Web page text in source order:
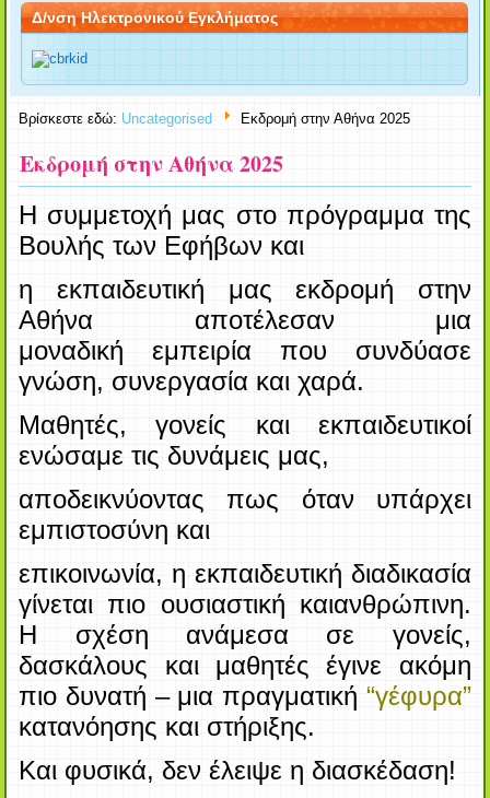
Δ/νση Ηλεκτρονικού Εγκλήματος
Βρίσκεστε εδώ: Uncategorised Εκδρομή στην Αθήνα 2025
Εκδρομή στην Αθήνα 2025
Η συμμετοχή μας στο πρόγραμμα της
Βουλής των Εφήβων και
η εκπαιδευτική μας εκδρομή στην
Αθήνα αποτέλεσαν μια
μοναδικήεμπειρία που συνδύασε
γνώση, συνεργασία και χαρά.
Μαθητές, γονείς και εκπαιδευτικοί
ενώσαμε τις δυνάμεις μας,
αποδεικνύοντας πως όταν υπάρχει
εμπιστοσύνη και
επικοινωνία, η εκπαιδευτική διαδικασία
γίνεται πιο ουσιαστική καιανθρώπινη.
Η σχέση ανάμεσα σε γονείς,
δασκάλους και μαθητέςέγινε ακόμη
πιο δυνατή – μια πραγματική “γέφυρα”
κατανόησης και στήριξης.
Και φυσικά, δεν έλειψε η διασκέδαση!